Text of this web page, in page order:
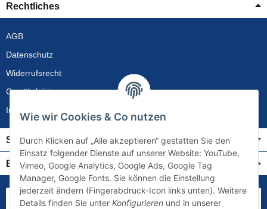
Rechtliches
AGB
Datenschutz
Widerrufsrecht
Gewährleistung
Impressum
Service
Bezahlung & Versand
Wie wir Cookies & Co nutzen
Durch Klicken auf „Alle akzeptieren“ gestatten Sie den
Einsatz folgender Dienste auf unserer Website: YouTube,
Vimeo, Google Analytics, Google Ads, Google Tag
Manager, Google Fonts. Sie können die Einstellung
jederzeit ändern (Fingerabdruck-Icon links unten). Weitere
Details finden Sie unter Konfigurieren und in unserer